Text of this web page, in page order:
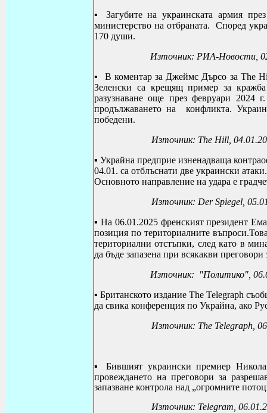
▪ Загубите на украинската армия
министерство на отбраната. Според
170 души.
Източник: РИА-Новости,
▪
В коментар за Джеймс Дърсо за The
Зеленски са крещящ пример за
разузнаване още през февруари
продължаването на конфликта.
победени.
Източник: The Hill,
▪ Украйна предприе изненадваща
04.01. са отблъснати две украински
Основното направление на удара е
Източник: Der Spiegel ,
▪ На 06.01.2025 френският президент
позиция по териториалните
териториални отстъпки, след като в
да бъде запазена при всякакви
Източник: "Политико",
▪ Британското издание The Telegraph
да свика конференция по Украйна, ако
Източник: The Telegraph ,
▪ Бившият украински премиер
провеждането на преговори за
запазване контрола над „огромните
Източник: Telegram ,